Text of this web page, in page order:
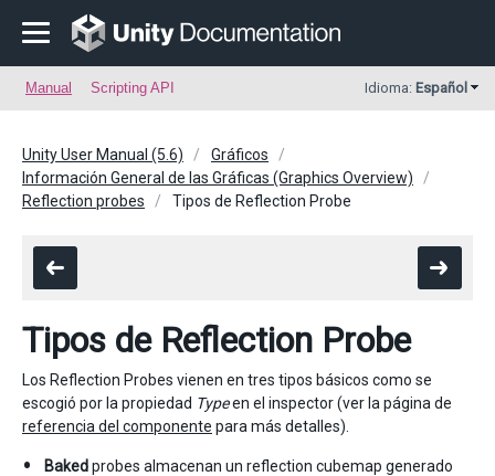
Manual Scripting API Idioma: Español
Unity User Manual (5.6)
Gráficos
Información General de las Gráficas (Graphics Overview)
Reflection probes
Tipos de Reflection Probe
Tipos de Reflection Probe
Los Reflection Probes vienen en tres tipos básicos como se
escogió por la propiedad Typeen el inspector (ver la página de
referencia del componente para más detalles).
Bakedprobes almacenan un reflection cubemap generado